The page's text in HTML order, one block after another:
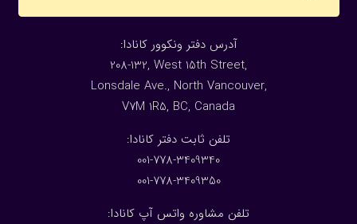
:آدرس دفتر ونکوور کانادا
208-132, West 15th Street,
Lonsdale Ave., North Vancouver,
V7M 1R5, BC, Canada
:تلفن ثابت دفتر کانادا
001-778-3409340
001-778-3409350
تلفن مشاوره واتس آپ کانادا: